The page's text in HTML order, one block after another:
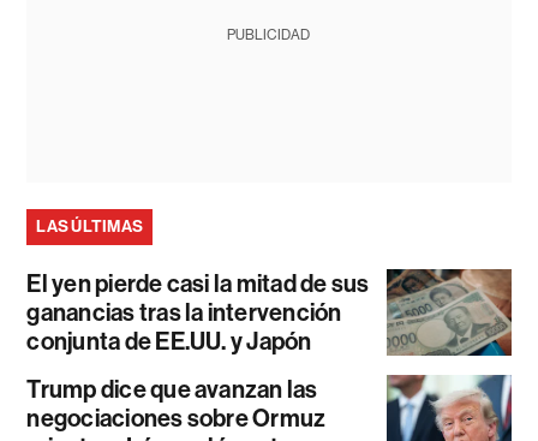
PUBLICIDAD
LAS ÚLTIMAS
El yen pierde casi la mitad de sus
ganancias tras la intervención
conjunta de EE.UU. y Japón
Trump dice que avanzan las
negociaciones sobre Ormuz